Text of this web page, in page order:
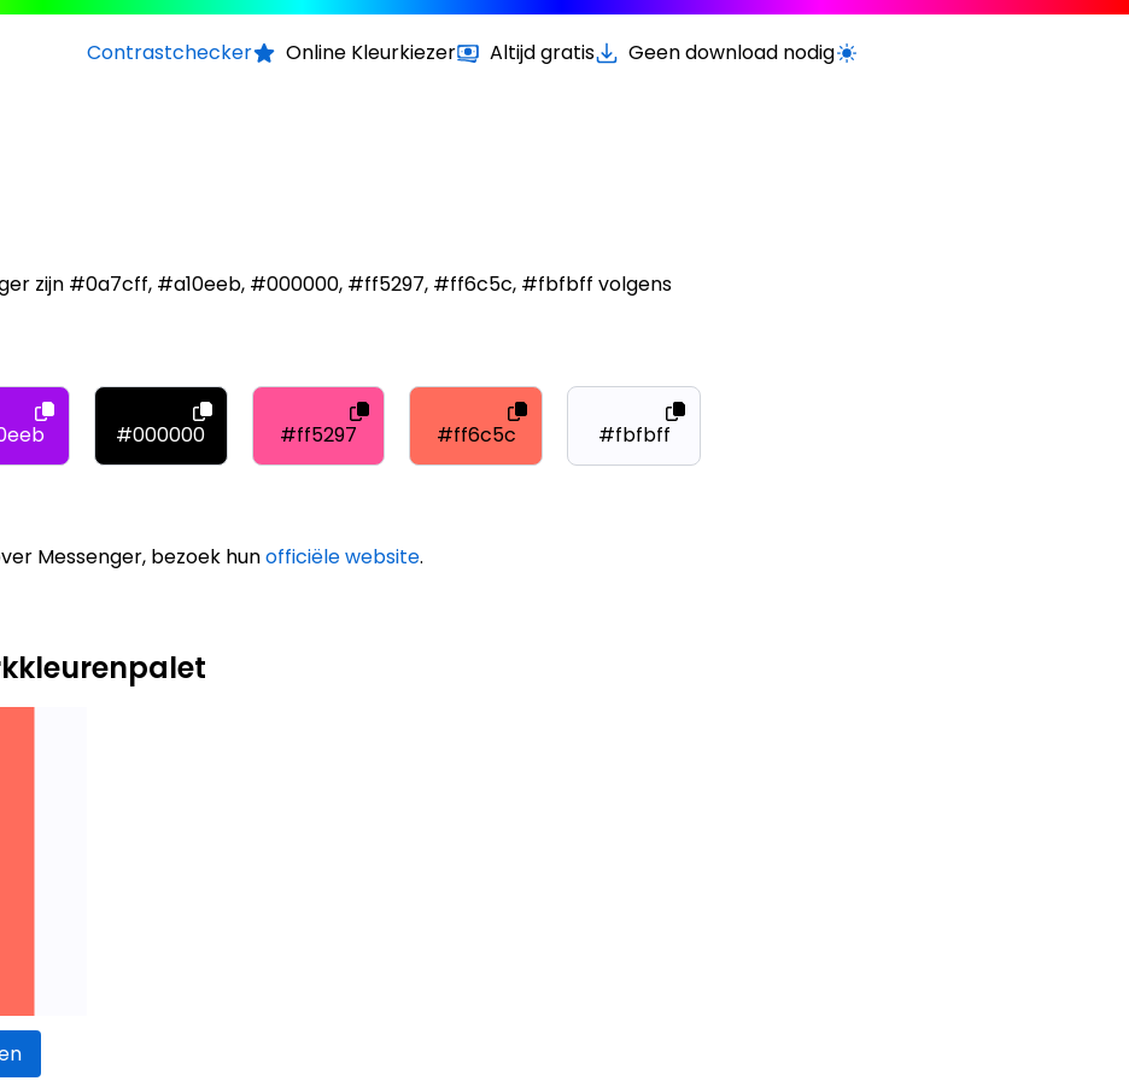
Contrastchecker Online Kleurkiezer Altijd gratis Geen download nodigSchakel licht/donker modus
zijn #0a7cff, #a10eeb, #000000, #ff5297, #ff6c5c, #fbfbff volgens
#000000 #ff5297 #ff6c5c #fbfbff
Messenger, bezoek hunofficiële website.